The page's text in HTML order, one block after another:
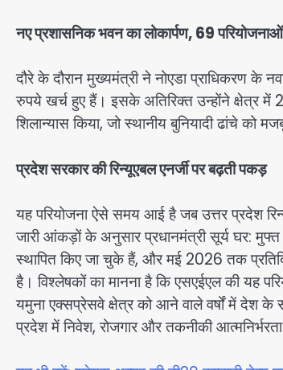
नए प्रशासनिक भवन का लोकार्पण, 69
दौरे के दौरान मुख्यमंत्री ने नोएडा प्राधिकरण के
रुपये खर्च हुए हैं। इसके अतिरिक्त उन्होंने क्षेत्र
शिलान्यास किया, जो स्थानीय बुनियादी ढांचे को
प्रदेश सरकार की रिन्यूएबल एनर्जी पर बढ़ती पकड़
यह परियोजना ऐसे समय आई है जब उत्तर प्रदेश
जारी आंकड़ों के अनुसार प्रधानमंत्री सूर्य घर:
स्थापित किए जा चुके हैं, और मई 2026 तक
है। विश्लेषकों का मानना है कि एसएईएल की यह
यमुना एक्सप्रेसवे क्षेत्र को आने वाले वर्षों में देश
प्रदेश में निवेश, रोजगार और तकनीकी